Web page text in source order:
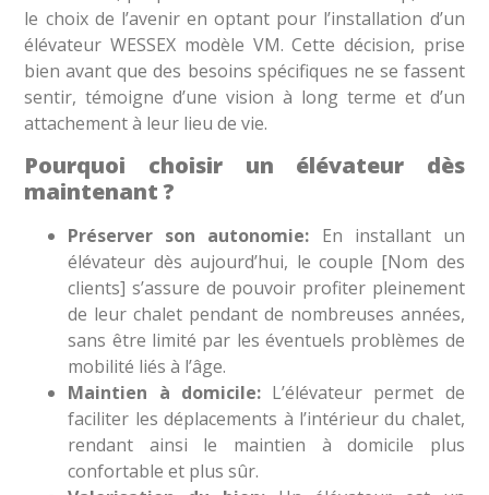
le choix de l’avenir en optant pour l’installation d’un
élévateur WESSEX modèle VM. Cette décision, prise
bien avant que des besoins spécifiques ne se fassent
sentir, témoigne d’une vision à long terme et d’un
attachement à leur lieu de vie.
Pourquoi choisir un élévateur dès
maintenant ?
Préserver son autonomie: En installant un
élévateur dès aujourd’hui, le couple [Nom des
clients] s’assure de pouvoir profiter pleinement
de leur chalet pendant de nombreuses années,
sans être limité par les éventuels problèmes de
mobilité liés à l’âge.
Maintien à domicile:L’élévateur permet de
faciliter les déplacements à l’intérieur du chalet,
rendant ainsi le maintien à domicile plus
confortable et plus sûr.